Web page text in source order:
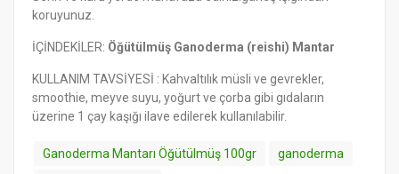
koruyunuz.
İÇİNDEKİLER: Öğütülmüş Ganoderma (reishi) Mantar
KULLANIM TAVSİYESİ : Kahvaltılık müsli ve gevrekler,
smoothie, meyve suyu, yoğurt ve çorba gibi gıdaların
üzerine 1 çay kaşığı ilave edilerek kullanılabilir.
Ganoderma Mantarı Öğütülmüş 100gr
ganoderma